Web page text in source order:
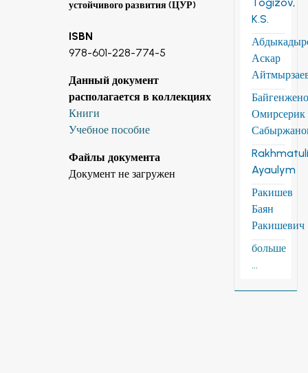
устойчивого развития (ЦУР)
ISBN
978-601-228-774-5
Данный документ
располагается в коллекциях
Книги
Учебное пособие
Файлы документа
Документ не загружен
K.S.
Аскар
Омирсерик
Ayaulym
Ракишев
Баян
Ракишевич
больше
...